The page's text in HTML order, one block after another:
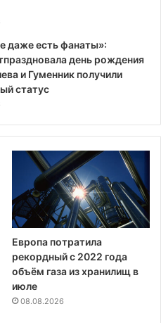
даже есть фанаты»:
день рождения
и Гуменник получили
статус
Европа потратила
рекордный с 2022 года
объём газа из хранилищ в
июле
08.08.2026